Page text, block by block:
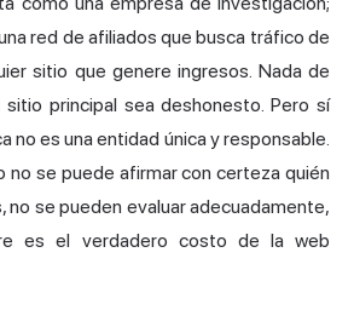
red de afiliados que busca tráfico de
sitio que genere ingresos. Nada de
principal sea deshonesto. Pero sí
no es una entidad única y responsable.
no se puede afirmar con certeza quién
no se pueden evaluar adecuadamente,
es el verdadero costo de la web